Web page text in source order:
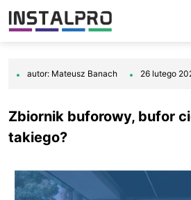
autor: Mateusz Banach 26 lutego
Zbiornik buforowy, bufor
takiego?